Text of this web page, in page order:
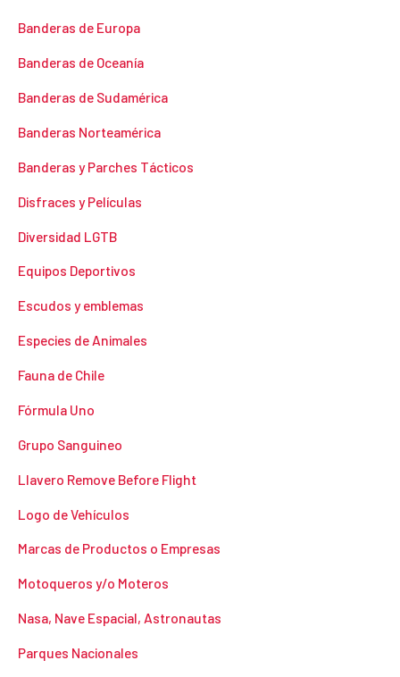
Banderas de Europa
Banderas de Oceanía
Banderas de Sudamérica
Banderas Norteamérica
Banderas y Parches Tácticos
Disfraces y Películas
Diversidad LGTB
Equipos Deportivos
Escudos y emblemas
Especies de Animales
Fauna de Chile
Fórmula Uno
Grupo Sanguineo
Llavero Remove Before Flight
Logo de Vehículos
Marcas de Productos o Empresas
Motoqueros y/o Moteros
Nasa, Nave Espacial, Astronautas
Parques Nacionales